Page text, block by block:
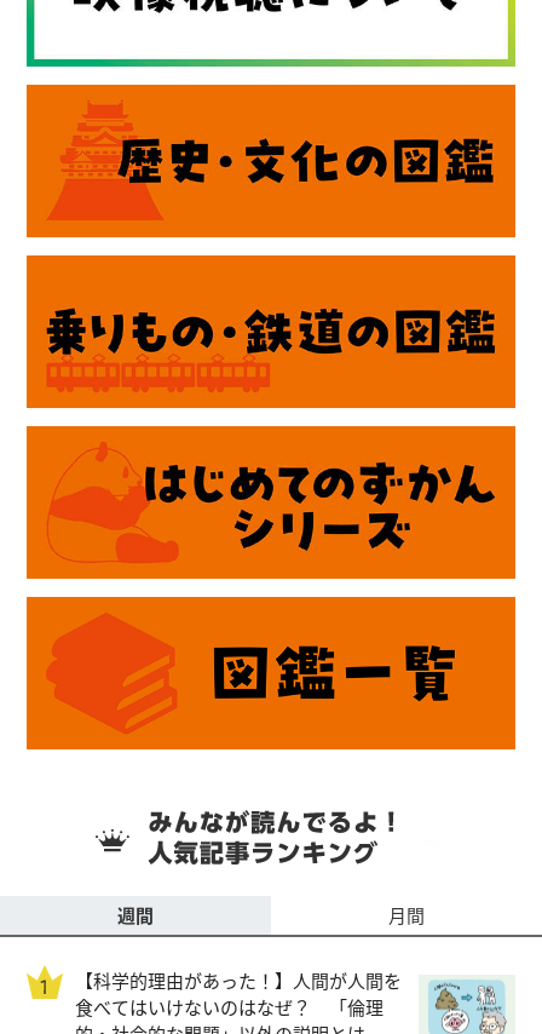
週間 月間
【科学的理由があった！】人間が人間を
食べてはいけないのはなぜ？ 「倫理